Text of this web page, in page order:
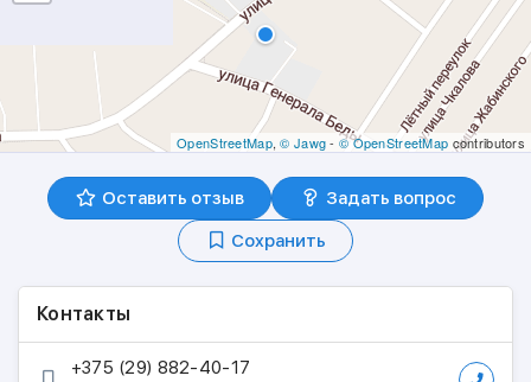
OpenStreetMap,© Jawg- © OpenStreetMap contributors
Оставить отзыв
Задать вопрос
Сохранить
Контакты
+375 (29) 882-40-17